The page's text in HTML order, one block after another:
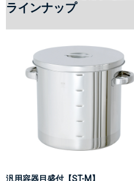
ラインナップ
汎用容器目盛付【ST-M】